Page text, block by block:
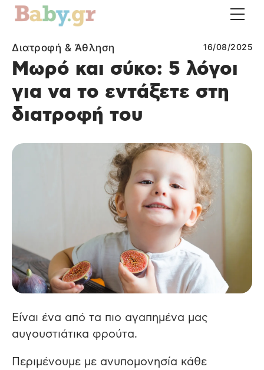
Διατροφή & Άθληση 16/08/2025
Μωρό και σύκο: 5 λόγοι
για να το εντάξετε στη
διατροφή του
Είναι ένα από τα πιο αγαπημένα μας
αυγουστιάτικα φρούτα.
Περιμένουμε με ανυπομονησία κάθε